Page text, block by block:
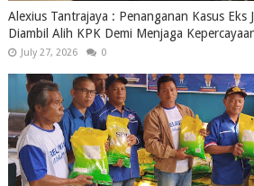
Alexius Tantrajaya : Penanganan Kasus Eks
Diambil Alih KPK Demi Menjaga
July 27, 2026 0